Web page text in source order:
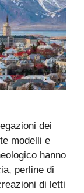
dei
modelli e
hanno
perline di
di letti